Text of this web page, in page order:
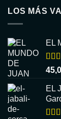
LOS MÁS
EL
con
5
EL